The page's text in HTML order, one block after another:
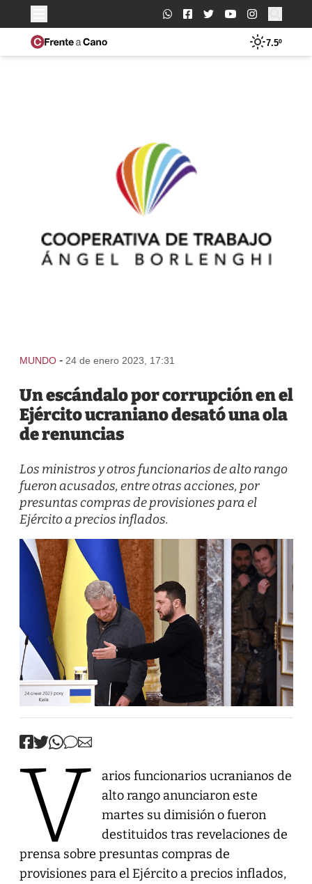
Buscar:
7.5º
MUNDO - 24 de enero 2023, 17:31
Un escándalo por corrupción en el
Ejército ucraniano desató una ola
de renuncias
Los ministros y otros funcionarios de alto rango
fueron acusados, entre otras acciones, por
presuntas compras de provisiones para el
Ejército a precios inflados.
V
arios funcionarios ucranianos de
alto rango anunciaron este
martes su dimisión o fueron
destituidos tras revelaciones de
prensa sobre presuntas compras de
provisiones para el Ejército a precios inflados,